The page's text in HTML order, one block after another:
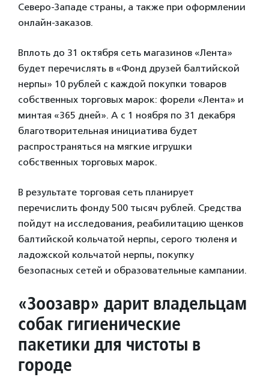
Северо-Западе страны, а также при оформлении
онлайн-заказов.
Вплоть до 31 октября сеть магазинов «Лента»
будет перечислять в «Фонд друзей балтийской
нерпы» 10 рублей с каждой покупки товаров
собственных торговых марок: форели «Лента» и
минтая «365 дней». А с 1 ноября по 31 декабря
благотворительная инициатива будет
распространяться на мягкие игрушки
собственных торговых марок.
В результате торговая сеть планирует
перечислить фонду 500 тысяч рублей. Средства
пойдут на исследования, реабилитацию щенков
балтийской кольчатой нерпы, серого тюленя и
ладожской кольчатой нерпы, покупку
безопасных сетей и образовательные кампании.
«Зоозавр» дарит владельцам
собак гигиенические
пакетики для чистоты в
городе